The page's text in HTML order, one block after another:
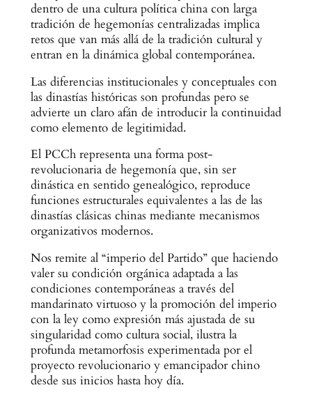
dentro de una cultura política china con larga
tradición de hegemonías centralizadas implica
retos que van más allá de la tradición cultural y
entran en la dinámica global contemporánea.
Las diferencias institucionales y conceptuales con
las dinastías históricas son profundas pero se
advierte un claro afán de introducir la continuidad
como elemento de legitimidad.
El PCCh representa una forma post-
revolucionaria de hegemonía que, sin ser
dinástica en sentido genealógico, reproduce
funciones estructurales equivalentes a las de las
dinastías clásicas chinas mediante mecanismos
organizativos modernos.
Nos remite al “imperio del Partido” que haciendo
valer su condición orgánica adaptada a las
condiciones contemporáneas a través del
mandarinato virtuoso y la promoción del imperio
con la ley como expresión más ajustada de su
singularidad como cultura social, ilustra la
profunda metamorfosis experimentada por el
proyecto revolucionario y emancipador chino
desde sus inicios hasta hoy día.